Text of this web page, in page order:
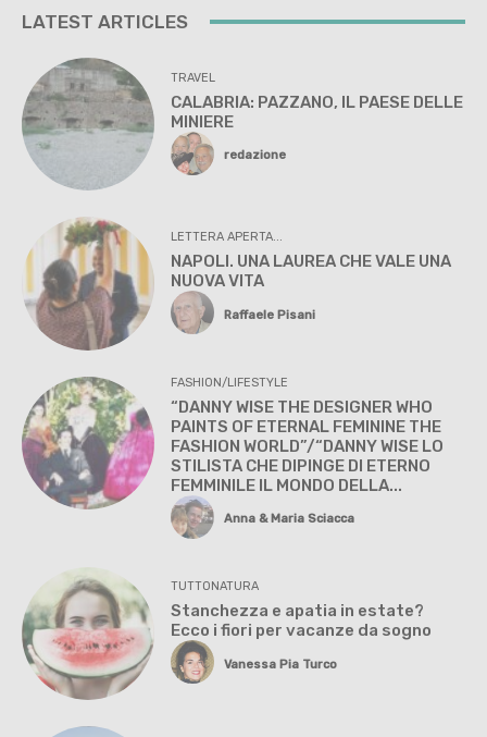
LATEST ARTICLES
TRAVEL
CALABRIA: PAZZANO, IL PAESE DELLE
MINIERE
redazione
LETTERA APERTA...
NAPOLI. UNA LAUREA CHE VALE UNA
NUOVA VITA
Raffaele Pisani
FASHION/LIFESTYLE
“DANNY WISE THE DESIGNER WHO
PAINTS OF ETERNAL FEMININE THE
FASHION WORLD”/“DANNY WISE LO
STILISTA CHE DIPINGE DI ETERNO
FEMMINILE IL MONDO DELLA...
Anna & Maria Sciacca
TUTTONATURA
Stanchezza e apatia in estate?
Ecco i fiori per vacanze da sogno
Vanessa Pia Turco